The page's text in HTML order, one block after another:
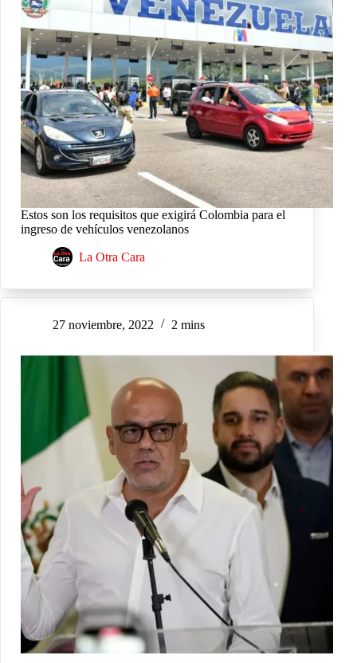
Estos son los requisitos que exigirá Colombia para el
ingreso de vehículos venezolanos
La Otra Cara
27 noviembre, 2022 2 mins